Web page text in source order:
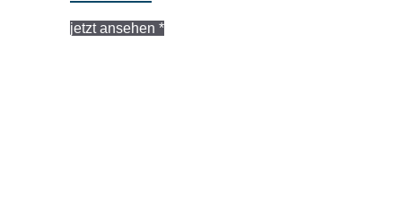
jetzt ansehen *